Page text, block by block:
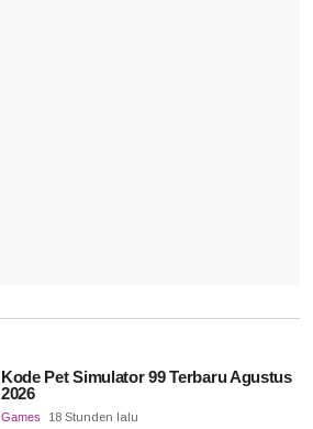
Kode Pet Simulator 99 Terbaru Agustus
2026
Games 18 Stunden lalu